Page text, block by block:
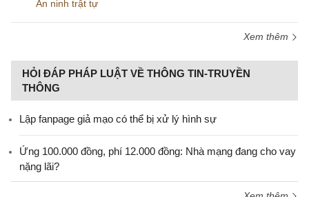
An ninh trật tự
Xem thêm
HỎI ĐÁP PHÁP LUẬT VỀ THÔNG TIN-TRUYỀN
THÔNG
Lập fanpage giả mạo có thể bị xử lý hình sự
Ứng 100.000 đồng, phí 12.000 đồng: Nhà mạng đang cho vay
nặng lãi?